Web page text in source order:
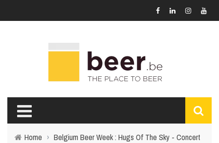
Home › Belgium Beer Week : Hugs Of The Sky - Concert